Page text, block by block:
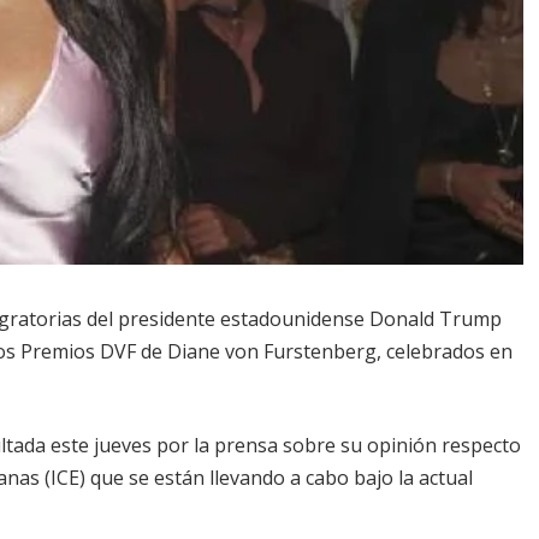
del presidente estadounidense Donald Trump
DVF de Diane von Furstenberg, celebrados en
este jueves por la prensa sobre su opinión respecto
(ICE) que se están llevando a cabo bajo la actual